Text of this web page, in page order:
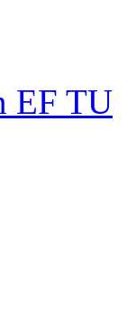
EF TU